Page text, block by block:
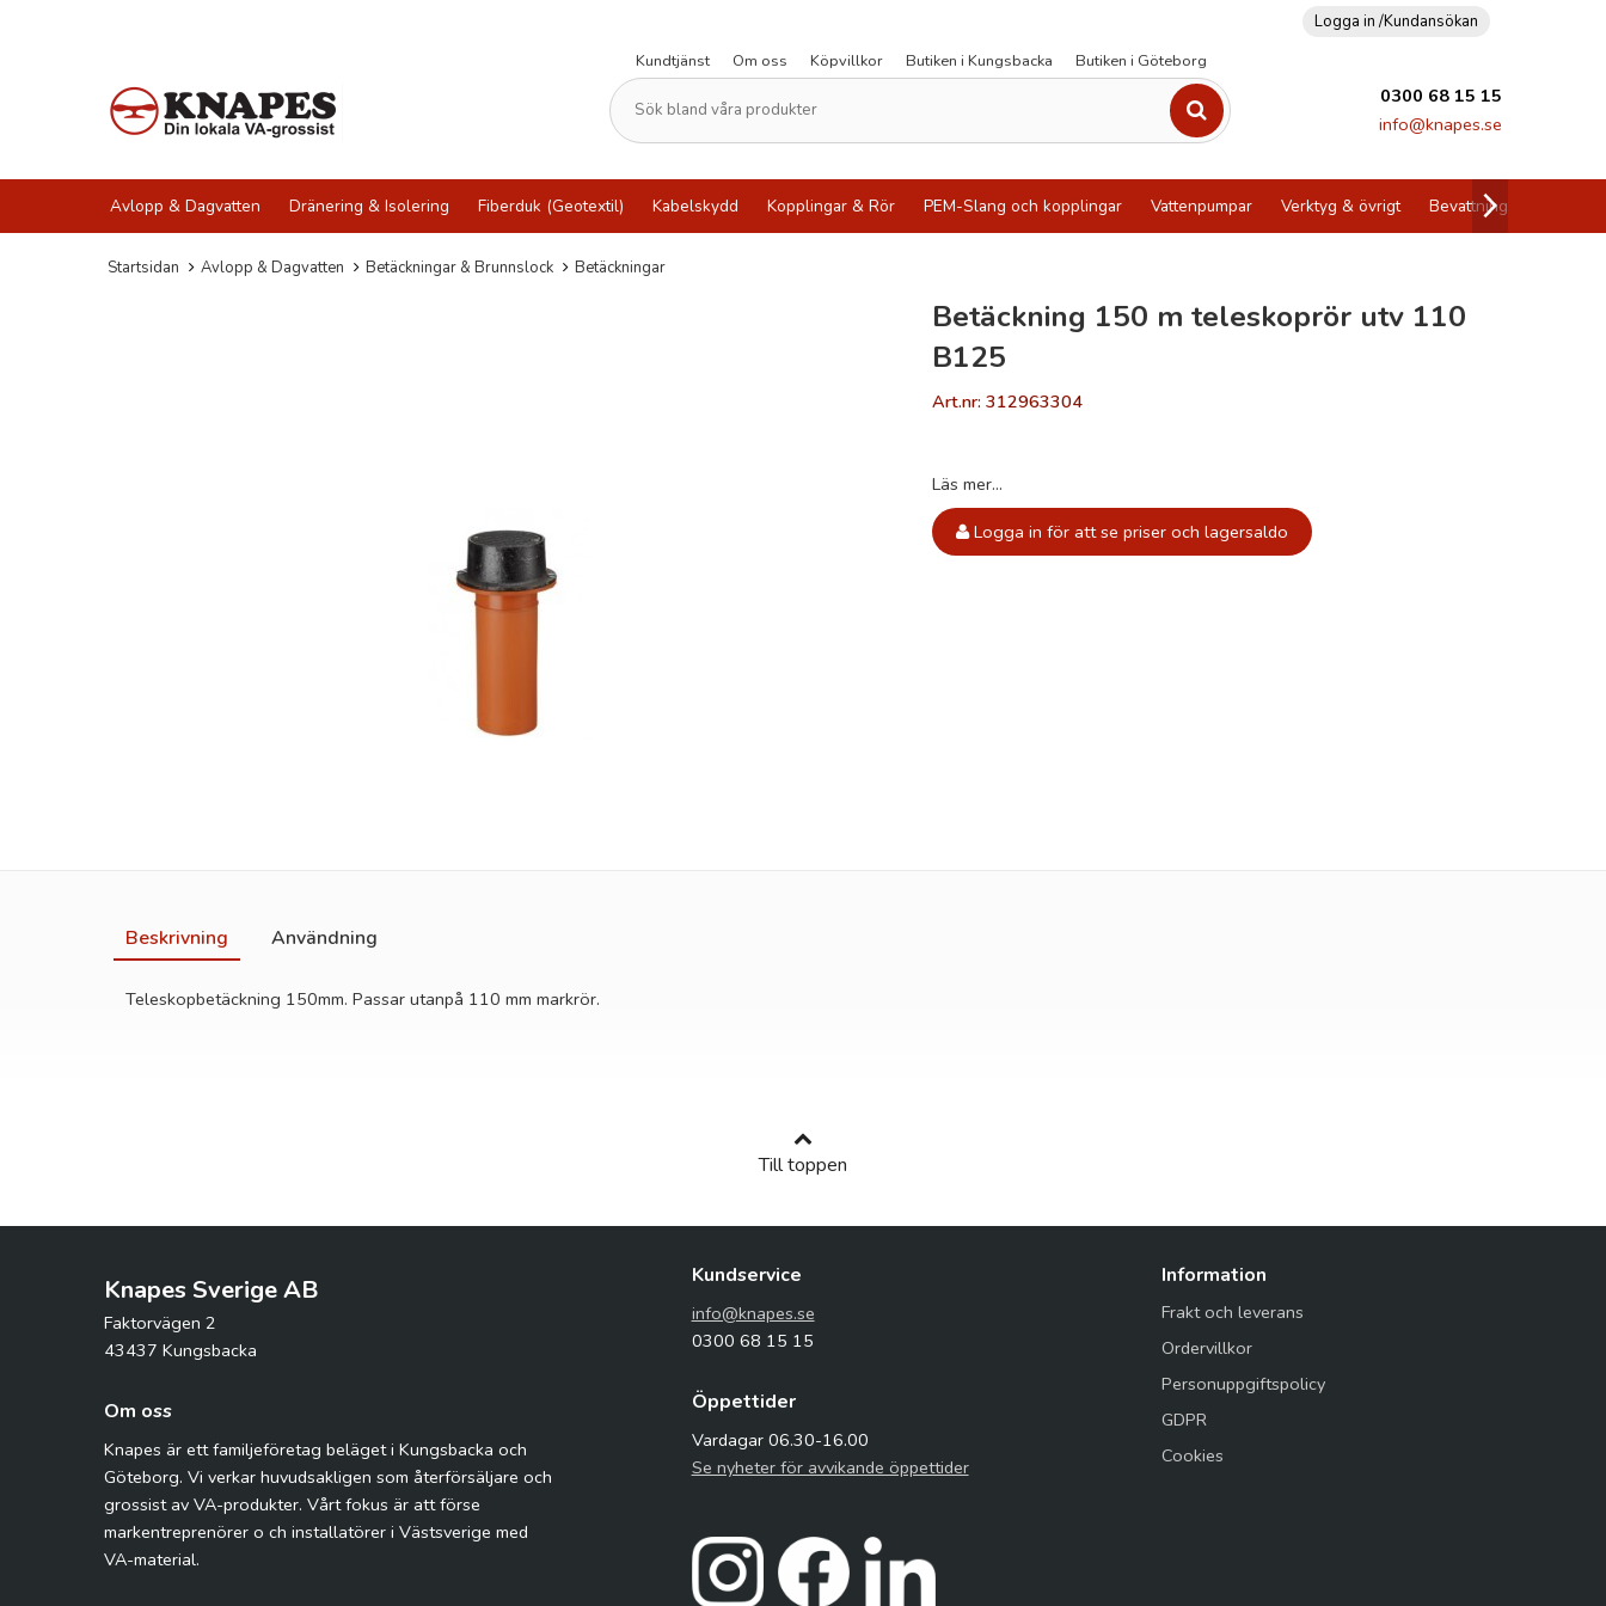
Logga in /Kundansökan
Kundtjänst
Om oss Köpvillkor Butiken i Kungsbacka Butiken i Göteborg
0300 68 15 15
info@knapes.se
Avlopp & Dagvatten Dränering & Isolering Fiberduk (Geotextil) Kabelskydd Kopplingar & Rör PEM-Slang och kopplingar Vattenpumpar Verktyg & övrigt Bevattning
Startsidan Avlopp & Dagvatten Betäckningar & Brunnslock Betäckningar
Betäckning 150 m teleskoprör utv 110
B125
Art.nr: 312963304
Läs mer...
Logga in för att se priser och lagersaldo
Beskrivning Användning
Teleskopbetäckning 150mm. Passar utanpå 110 mm markrör.
Till toppen
Knapes Sverige AB
Faktorvägen 2
43437 Kungsbacka
Om oss
Knapes är ett familjeföretag beläget i Kungsbacka och
Göteborg. Vi verkar huvudsakligen som återförsäljare och
grossist av VA-produkter. Vårt fokus är att förse
markentreprenörer o ch installatörer i Västsverige med
VA-material.
Kundservice
info@knapes.se
0300 68 15 15
Öppettider
Vardagar 06.30-16.00
Se nyheter för avvikande öppettider
Information
Frakt och leverans
Ordervillkor
Personuppgiftspolicy
GDPR
Cookies